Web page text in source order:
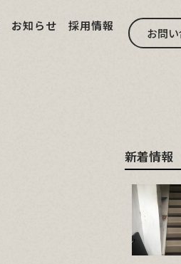
お知らせ 採用情報
お問
新着情報